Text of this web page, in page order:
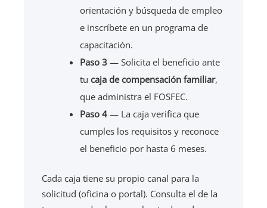
orientación y búsqueda de empleo
e inscríbete en un programa de
capacitación.
Paso 3— Solicita el beneficio ante
tu caja de compensación familiar,
que administra el FOSFEC.
Paso 4— La caja verifica que
cumples los requisitos y reconoce
el beneficio por hasta 6 meses.
Cada caja tiene su propio canal para la
solicitud (oficina o portal). Consulta el de la